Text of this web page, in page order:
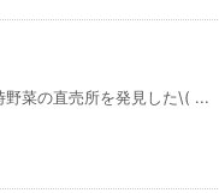
野菜の直売所を発見した\( ...